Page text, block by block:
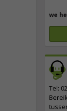
we
Tel: